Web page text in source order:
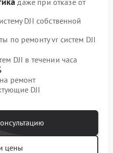
даже при отказе от
DJI собственной
по ремонту vr систем DJI
DJI в течении часа
ремонт
DJI
цены